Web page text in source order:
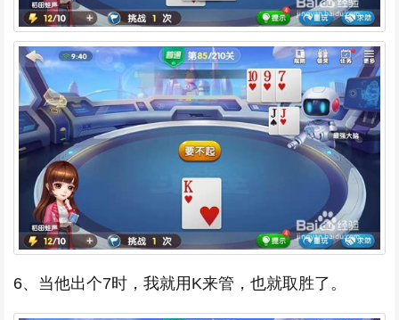
6、当他出个7时，我就用K来管，也就取胜了。